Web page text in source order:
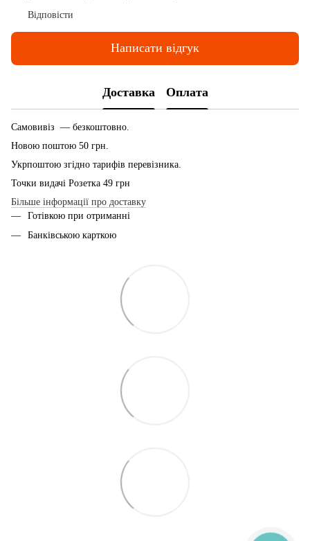
Відповісти
Написати відгук
Доставка Оплата
Самовивіз — безкоштовно.
Новою поштою 50 грн.
Укрпоштою згідно тарифів перевізника.
Точки видачі Розетка 49 грн
Більше інформації про доставку
Готівкою при отриманні
Банківською карткою